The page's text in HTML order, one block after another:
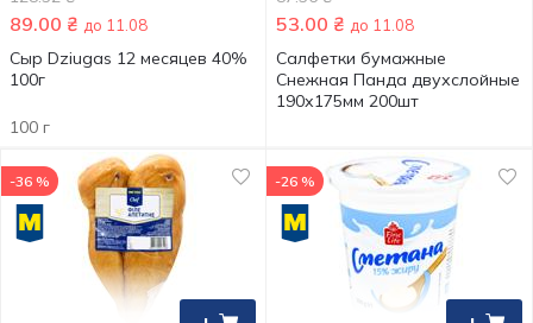
89.00 ₴ до 11.08
Сыр Dziugas 12 месяцев 40%
100г
100 г
53.00 ₴ до 11.08
Салфетки бумажные
Снежная Панда двухслойные
190х175мм 200шт
-36 % -26 %